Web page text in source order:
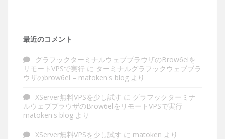
最近のコメント
グラフックターミナルウェブブラウザのBrow6elを
リモートVPSで実行 に ターミナルグラフックウェブブラ
ウザのbrow6el – matoken's blog より
XServer無料VPSを少し試す に グラフックターミナ
ルウェブブラウザのBrow6elをリモートVPSで実行 –
matoken's blog より
XServer無料VPSを少し試す に matoken より